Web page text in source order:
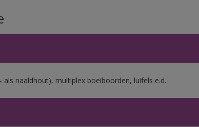
naaldhout), multiplex boeiboorden, luifels e.d.